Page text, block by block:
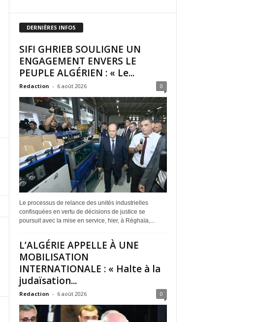
DERNIÈRES INFOS
SIFI GHRIEB SOULIGNE UN
ENGAGEMENT ENVERS LE
PEUPLE ALGÉRIEN : « Le...
Redaction - 6 août 2026 0
Le processus de relance des unités industrielles
confisquées en vertu de décisions de justice se
poursuit avec la mise en service, hier, à Réghaïa,...
L’ALGÉRIE APPELLE À UNE
MOBILISATION
INTERNATIONALE : « Halte à la
judaïsation...
Redaction - 6 août 2026 0